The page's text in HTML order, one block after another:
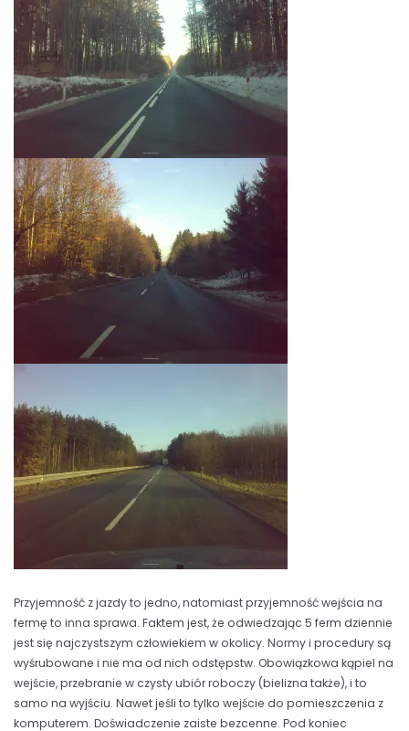
Przyjemność z jazdy to jedno, natomiast przyjemność wejścia na
fermę to inna sprawa. Faktem jest, że odwiedzając 5 ferm dziennie
jest się najczystszym człowiekiem w okolicy. Normy i procedury są
wyśrubowane i nie ma od nich odstępstw. Obowiązkowa kąpiel na
wejście, przebranie w czysty ubiór roboczy (bielizna także), i to
samo na wyjściu. Nawet jeśli to tylko wejście do pomieszczenia z
komputerem. Doświadczenie zaiste bezcenne. Pod koniec